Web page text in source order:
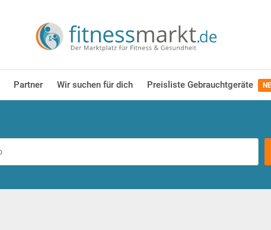
Partner Wir suchen für dich Preisliste Gebrauchtgeräte